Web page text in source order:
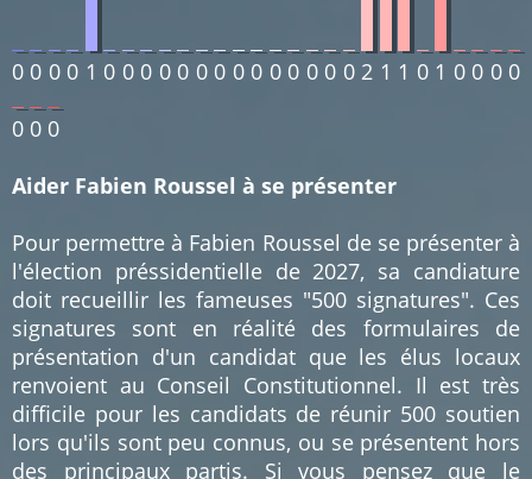
0 0 0 0 1 0 0 0 0 0 0 0 0 0 0 0 0 0 0 2 1 1 0 1 0 0 0 0
0 0 0
Aider Fabien Roussel à se présenter
Pour permettre à Fabien Roussel de se présenter à
l'élection préssidentielle de 2027, sa candiature
doit recueillir les fameuses "500 signatures". Ces
signatures sont en réalité des formulaires de
présentation d'un candidat que les élus locaux
renvoient au Conseil Constitutionnel. Il est très
difficile pour les candidats de réunir 500 soutien
lors qu'ils sont peu connus, ou se présentent hors
des principaux partis. Si vous pensez que le